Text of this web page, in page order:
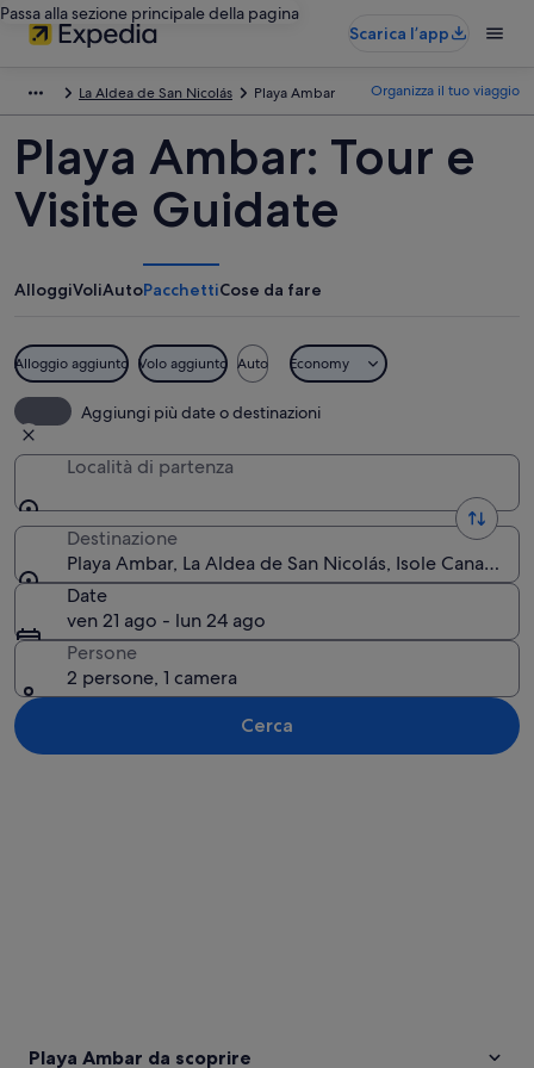
Passa alla sezione principale della pagina
Scarica l’app
La Aldea de San Nicolás Playa Ambar Organizza il tuo viaggio
Playa Ambar: Tour e
Visite Guidate
AlloggiVoliAutoPacchettiCose da fare
Alloggio aggiunto Volo aggiunto Auto Economy
Aggiungi più date o destinazioni
Località di partenza
Destinazione
Playa Ambar, La Aldea de San Nicolás, Isole Canarie,
Date
ven 21 ago - lun 24 ago
Persone
2 persone, 1 camera
Cerca
Playa Ambar da scoprire